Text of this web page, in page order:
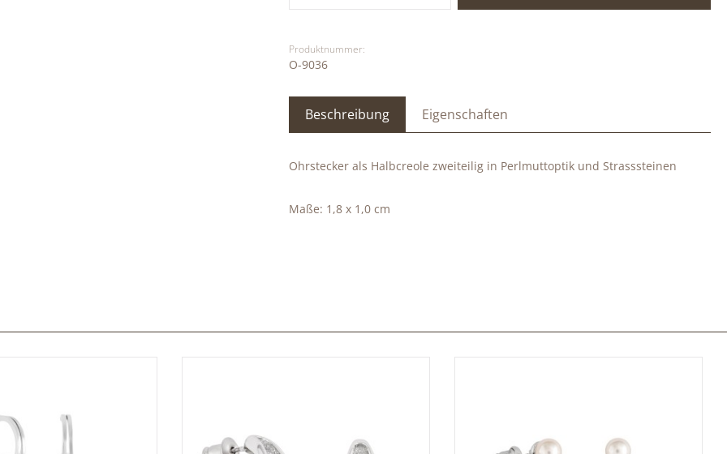
Produktnummer:
O-9036
Beschreibung Eigenschaften
Ohrstecker als Halbcreole zweiteilig in Perlmuttoptik und Strasssteinen
Maße: 1,8 x 1,0 cm